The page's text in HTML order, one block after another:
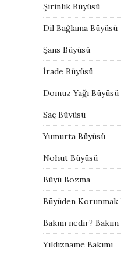
Şirinlik Büyüsü
Dil Bağlama Büyüsü
Şans Büyüsü
İrade Büyüsü
Domuz Yağı Büyüsü
Saç Büyüsü
Yumurta Büyüsü
Nohut Büyüsü
Büyü Bozma
Büyüden
Bakım nedir? Bakım
Yıldızname Bakımı